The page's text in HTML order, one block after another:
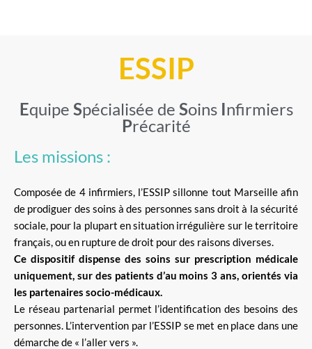
ESSIP
Equipe Spécialisée de Soins Infirmiers
Précarité
Les missions :
Composée de 4 infirmiers, l’ESSIP sillonne tout Marseille afin
de prodiguer des soins à des personnes sans droit à la sécurité
sociale, pour la plupart en situation irrégulière sur le territoire
français, ou en rupture de droit pour des raisons diverses.
Ce dispositif dispense des soins sur prescription médicale
uniquement, sur des patients d’au moins 3 ans, orientés via
les partenaires socio-médicaux.
Le réseau partenarial permet l’identification des besoins des
personnes. L’intervention par l’ESSIP se met en place dans une
démarche de « l’aller vers ».